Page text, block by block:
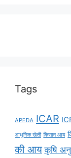
Tags
APEDA ICAR
आधुनिक खेती किसान आय
की आय कृषि